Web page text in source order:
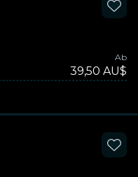
Ab
39,50 AU$